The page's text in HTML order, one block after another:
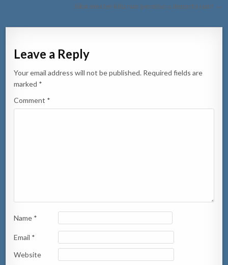
biba mester kita nan permiso y deporta nan! →
Leave a Reply
Your email address will not be published. Required fields are
marked *
Comment *
Name *
Email *
Website